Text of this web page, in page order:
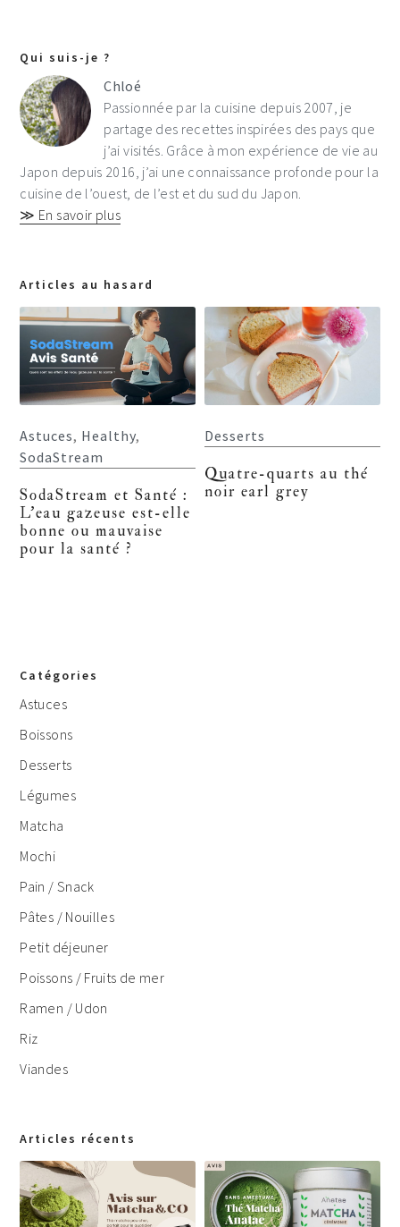
Qui suis-je ?
Chloé
Passionnée par la cuisine depuis 2007, je
partage des recettes inspirées des pays que
j’ai visités. Grâce à mon expérience de vie au
Japon depuis 2016, j’ai une connaissance profonde pour la
cuisine de l’ouest, de l’est et du sud du Japon.
≫ En savoir plus
Articles au hasard
Astuces, Healthy,
SodaStream
SodaStream et Santé :
L’eau gazeuse est-elle
bonne ou mauvaise
pour la santé ?
Desserts
Quatre-quarts au thé
noir earl grey
Catégories
Astuces
Boissons
Desserts
Légumes
Matcha
Mochi
Pain / Snack
Pâtes / Nouilles
Petit déjeuner
Poissons / Fruits de mer
Ramen / Udon
Riz
Viandes
Articles récents